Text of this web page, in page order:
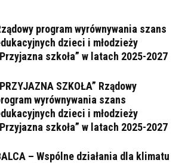
program wyrównywania szans
dzieci i młodzieży
szkoła” w latach 2025-2027
SZKOŁA” Rządowy
wyrównywania szans
dzieci i młodzieży
szkoła” w latach 2025-2027
– Wspólne działania dla klimatu